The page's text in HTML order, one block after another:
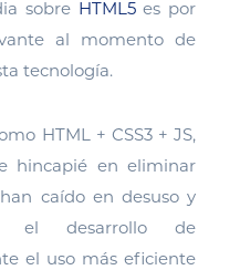
sobre HTML5es por
al momento de
tecnología.
HTML + CSS3 + JS,
hincapié en eliminar
caído en desuso y
el desarrollo de
el uso más eficiente